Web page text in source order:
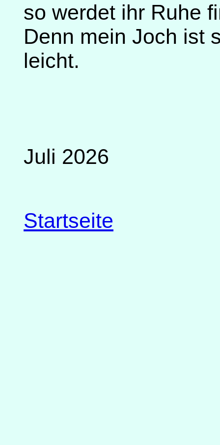
so werdet ihr Ruhe
Denn mein Joch ist
leicht.
Juli 2026
Startseite